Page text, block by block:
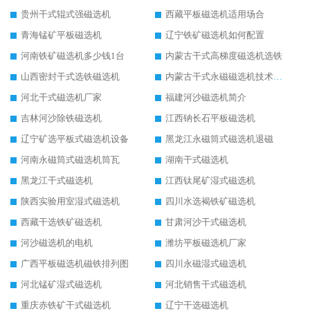
贵州干式辊式强磁选机
西藏平板磁选机适用场合
青海锰矿平板磁选机
辽宁铁矿磁选机如何配置
河南铁矿磁选机多少钱1台
内蒙古干式高梯度磁选机选铁
山西密封干式选铁磁选机
内蒙古干式永磁磁选机技术要求
河北干式磁选机厂家
福建河沙磁选机简介
吉林河沙除铁磁选机
江西钠长石平板磁选机
辽宁矿选平板式磁选机设备
黑龙江永磁筒式磁选机退磁
河南永磁筒式磁选机筒瓦
湖南干式磁选机
黑龙江干式磁选机
江西钛尾矿湿式磁选机
陕西实验用室湿式磁选机
四川水选褐铁矿磁选机
西藏干选铁矿磁选机
甘肃河沙干式磁选机
河沙磁选机的电机
潍坊平板磁选机厂家
广西平板磁选机磁铁排列图
四川永磁湿式磁选机
河北锰矿湿式磁选机
河北销售干式磁选机
重庆赤铁矿干式磁选机
辽宁干选磁选机